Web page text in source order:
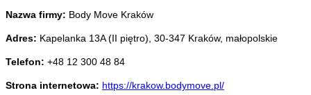
Nazwa firmy: Body Move Kraków
Adres: Kapelanka 13A (II piętro) 30-347 Kraków, małopolskie
Telefon: +48 12 300 48 84
Strona internetowa: https://krakow.bodymove.pl/